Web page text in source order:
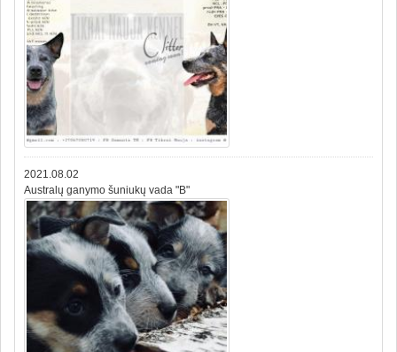
2021.08.02
Australų ganymo šuniukų vada "B"